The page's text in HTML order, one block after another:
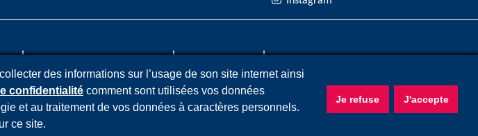
des informations sur l’usage de son site internet ainsi
confidentialitécomment sont utilisées vos données
et au traitement de vos données à caractères personnels.
ce site.
Je refuse J'accepte
pour l'Habitat - SDH 2026